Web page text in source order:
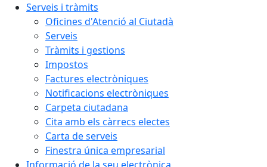
Serveis i tràmits
Oficines d'Atenció al Ciutadà
Serveis
Tràmits i gestions
Impostos
Factures electròniques
Notificacions electròniques
Carpeta ciutadana
Cita amb els càrrecs electes
Carta de serveis
Finestra única empresarial